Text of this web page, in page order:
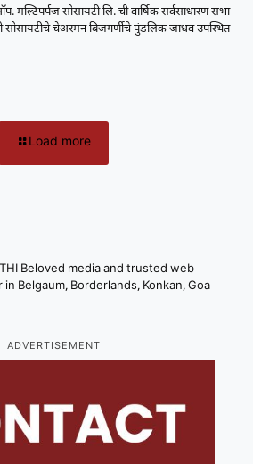
मल्टिपर्पज‌ सोसायटी लि. ची वार्षिक सर्वसाधारण सभा
सोसायटीचे चेअरमन बिजगर्णीचे पुंडलिक जाधव उपस्थित
Load more
Beloved media and trusted web
Belgaum, Borderlands, Konkan, Goa
ADVERTISEMENT